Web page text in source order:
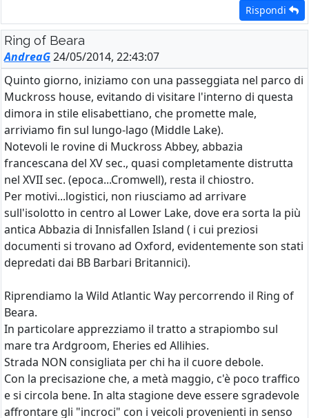
Rispondi
Ring of Beara
AndreaG24/05/2014, 22:43:07
Quinto giorno, iniziamo con una passeggiata nel parco di
Muckross house, evitando di visitare l'interno di questa
dimora in stile elisabettiano, che promette male,
arriviamo fin sul lungo-lago (Middle Lake).
Notevoli le rovine di Muckross Abbey, abbazia
francescana del XV sec., quasi completamente distrutta
nel XVII sec. (epoca...Cromwell), resta il chiostro.
Per motivi...logistici, non riusciamo ad arrivare
sull'isolotto in centro al Lower Lake, dove era sorta la più
antica Abbazia di Innisfallen Island ( i cui preziosi
documenti si trovano ad Oxford, evidentemente son stati
depredati dai BB Barbari Britannici).
Riprendiamo la Wild Atlantic Way percorrendo il Ring of
Beara.
In particolare apprezziamo il tratto a strapiombo sul
mare tra Ardgroom, Eheries ed Allihies.
Strada NON consigliata per chi ha il cuore debole.
Con la precisazione che, a metà maggio, c'è poco traffico
e si circola bene. In alta stagione deve essere sgradevole
affrontare gli "incroci" con i veicoli provenienti in senso